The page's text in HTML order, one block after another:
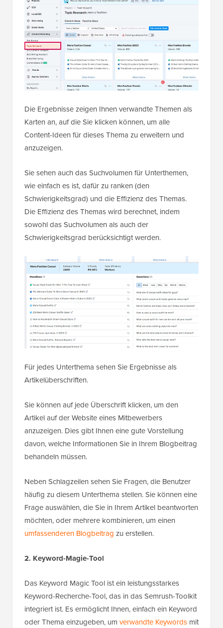
Die Ergebnisse zeigen Ihnen verwandte Themen als
Karten an, auf die Sie klicken können, um alle
Content-Ideen für dieses Thema zu erweitern und
anzuzeigen.
Sie sehen auch das Suchvolumen für Unterthemen,
wie einfach es ist, dafür zu ranken (den
Schwierigkeitsgrad) und die Effizienz des Themas.
Die Effizienz des Themas wird berechnet, indem
sowohl das Suchvolumen als auch der
Schwierigkeitsgrad berücksichtigt werden.
Für jedes Unterthema sehen Sie Ergebnisse als
Artikelüberschriften.
Sie können auf jede Überschrift klicken, um den
Artikel auf der Website eines Mitbewerbers
anzuzeigen. Dies gibt Ihnen eine gute Vorstellung
davon, welche Informationen Sie in Ihrem Blogbeitrag
behandeln müssen.
Neben Schlagzeilen sehen Sie Fragen, die Benutzer
häufig zu diesem Unterthema stellen. Sie können eine
Frage auswählen, die Sie in Ihrem Artikel beantworten
möchten, oder mehrere kombinieren, um einen
umfassenderen Blogbeitrag zu erstellen.
2. Keyword-Magie-Tool
Das Keyword Magic Tool ist ein leistungsstarkes
Keyword-Recherche-Tool, das in das Semrush-Toolkit
integriert ist. Es ermöglicht Ihnen, einfach ein Keyword
oder Thema einzugeben, um verwandte Keywords mit